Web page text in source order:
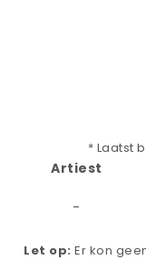
* Laatst
Artiest
-
Let op: Er kon